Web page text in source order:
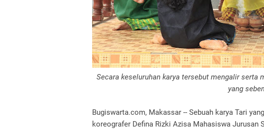
Secara keseluruhan karya tersebut mengalir serta
yang
Bugiswarta.com, Makassar -- Sebuah karya Tari
koreografer Defina Rizki Azisa Mahasiswa Jurusan